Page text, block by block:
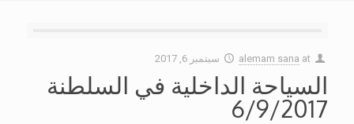
alemam sana at سبتمبر 6, 2017
السياحة الداخلية في السلطنة
6/9/2017